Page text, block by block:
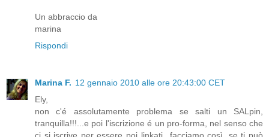
Un abbraccio da
marina
Rispondi
Marina F. 12 gennaio 2010 alle ore 20:43:00 CET
Ely,
non c'é assolutamente problema se salti un SALpin,
tranquilla!!!...e poi l'iscrizione é un pro-forma, nel senso che